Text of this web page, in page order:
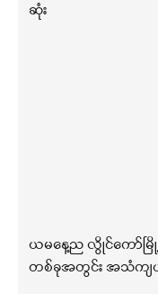
ဆုံး
ယမနေ့ည လွိုင်ကော်မြို့၊
တစ်ခုအတွင်း အသံကျ